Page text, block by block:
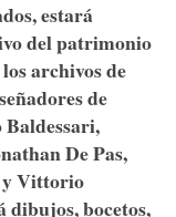
estará
del patrimonio
archivos de
de
De Pas,
y Vittorio
bocetos,